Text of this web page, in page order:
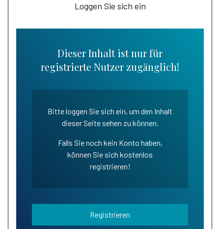
Loggen Sie sich ein
Dieser Inhalt ist nur für
registrierte Nutzer zugänglich!
Bitte loggen Sie sich ein, um den Inhalt
dieser Seite sehen zu können.
Falls Sie noch kein Konto haben,
können Sie sich kostenlos
registrieren!
Registrieren